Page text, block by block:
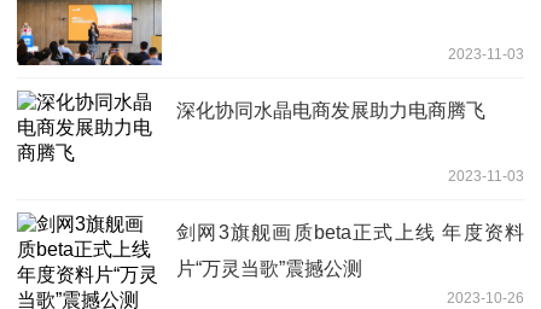
2023-11-03
深化协同水晶电商发展助力电商腾飞
2023-11-03
剑网3旗舰画质beta正式上线 年度资料
片“万灵当歌”震撼公测
2023-10-26